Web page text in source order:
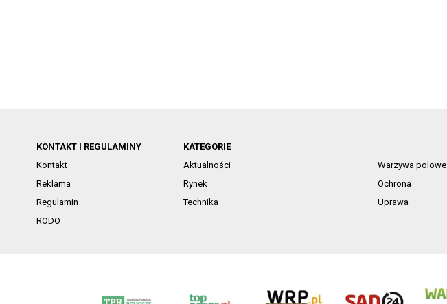
KONTAKT I REGULAMINY
Kontakt
Reklama
Regulamin
RODO
KATEGORIE
Aktualności
Warzywa polowe
Rynek
Ochrona
Technika
Uprawa